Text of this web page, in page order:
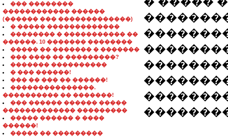
��� ��������
������������ ������
(������ ��� �������������)
� ����� �������������
�������� � ����������� ��
������. 10 ������� ��������
����� �� ������� � �������
��� ���� �� ���������?
������� ����������
� ��� ������!
��� �� ��� �� ������!
���������������.
���������� �� �������!
��� ������ ������ �����
������������� ���������
����� ������ � ����
������!
����� �� ���������